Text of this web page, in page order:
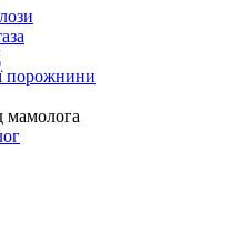
порожнини
мамолога